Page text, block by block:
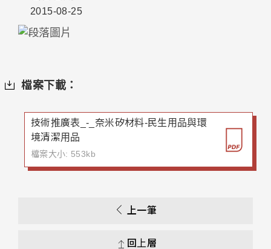
2015-08-25
檔案下載：
技術推廣表_-_奈米矽材料-民生用品與環
境清潔用品
檔案大小: 553kb
上一筆
回上層